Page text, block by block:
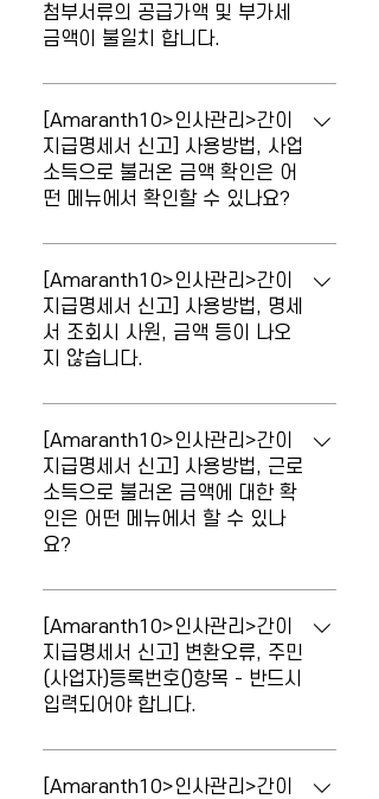
(701101~701700,921404)에 해당하
는 업종이 등록되어있지 않습니다. [부동산
관련 업종 코드가 입력되어 있지 않은 경우
발생하는 마감 오류입니다. 부동산임대 관
련 업종이 주업종이 아닌 사업장이라면,
[부가세신고서]의 과세표준명세에서 부동
산임대 업종코드를 추가하여 입력하시기
바랍니다.
첨부서류의 공급가액 및 부가세
금액이 불일치 합니다.
마감 시 오류가 발생합니다. 16. 공제받지
못할 매입세액 항목과 첨부서류(공제받지
못할 매입세액 계산근거)의 공급가액 및 부
가세 금액이 불일치합니다. [공제받지못할
매입세액명세서]를 나중에 작성한 경우 [부
통매입세액 면세사업등분(51)에 금액을 반
영해 주시기 바랍니다.
[Amaranth10>인사관리>간이
지급명세서 신고] 사용방법, 사업
소득으로 불러온 금액 확인은 어
떤 메뉴에서 확인할 수 있나요?
사업소득으로 불러온 금액 확인은 어떤 메
뉴에서 확인할 수 있나요? [소득자소득현
황] 메뉴에서 '소득구분'을 "1.거주자 사업
소득"으로 선택하여 신고 지급연월을 조회
하거나, [그밖의소득원천징수영수증] 메뉴
[Amaranth10>인사관리>간이
지급명세서 신고] 사용방법, 명세
서 조회시 사원, 금액 등이 나오
지 않습니다.
[간이지급명세서] 메뉴 조회 시 사원, 금액
등이 나오지 않습니다. 메뉴 우측 상단의
"불러오기" 버튼 클릭하여 선택한 소득의
데이터를 다시 반영하기 바랍니다.
[Amaranth10>인사관리>간이
지급명세서 신고] 사용방법, 근로
소득으로 불러온 금액에 대한 확
인은 어떤 메뉴에서 할 수 있나
요?
근로소득으로 불러온 금액에 대한 확인은
어떤 메뉴에서 할 수 있나요? [급여현황(지
급/공제/과세/비과세)] 메뉴의 조회조건 중
'분류기준'을 "과세"로 선택 후 조회하여 과
세총액 확인하시기 바랍니다. [간이지급명
과세)]은 '귀속월' 기준으로 조회기간을 설
[Amaranth10>인사관리>간이
지급명세서 신고] 변환오류, 주민
(사업자)등록번호()항목 - 반드시
입력되어야 합니다.
신고 시 오류가 발생합니다. '주민(사업자)
등록번호( )항목 - 반드시 입력되어야 합니
[Amaranth10>인사관리>간이